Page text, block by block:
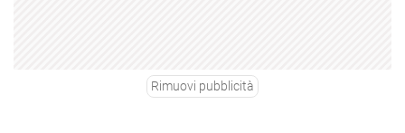
Rimuovi pubblicità